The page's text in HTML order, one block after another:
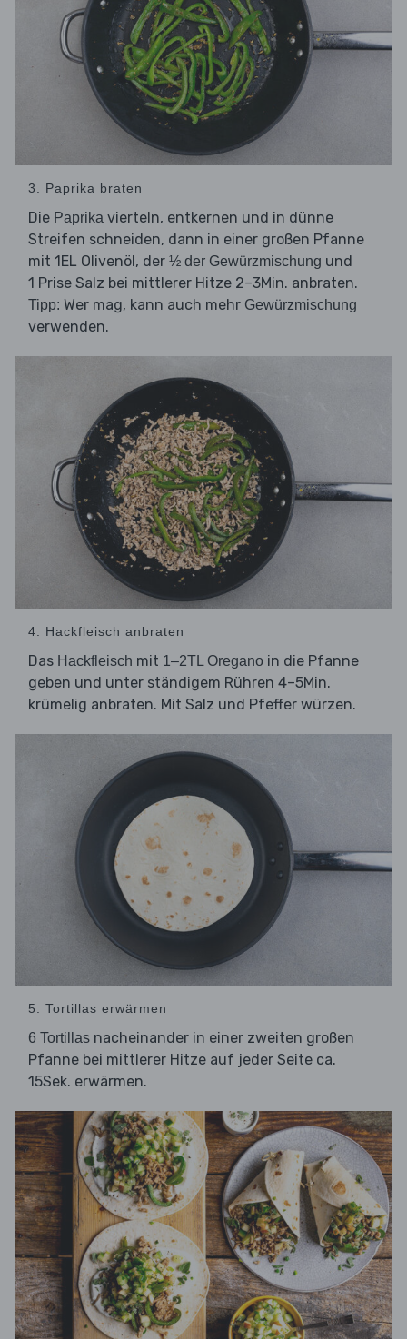
3. Paprika braten
Die Paprika vierteln, entkernen und in dünne
Streifen schneiden, dann in einer großen Pfanne
mit 1EL Olivenöl, der ½ der Gewürzmischung und
1 Prise Salz bei mittlerer Hitze 2–3Min. anbraten.
Tipp: Wer mag, kann auch mehr Gewürzmischung
verwenden.
4. Hackfleisch anbraten
Das Hackfleisch mit 1–2TL Oregano in die Pfanne
geben und unter ständigem Rühren 4–5Min.
krümelig anbraten. Mit Salz und Pfeffer würzen.
5. Tortillas erwärmen
6 Tortillas nacheinander in einer zweiten großen
Pfanne bei mittlerer Hitze auf jeder Seite ca.
15Sek. erwärmen.